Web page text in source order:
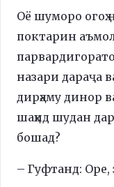
Оё шуморо огоҳ
поктарин
назари дараҷа
дирҳаму динор
шаҳид шудан дар
бошад?
– Гуфтанд: Оре,